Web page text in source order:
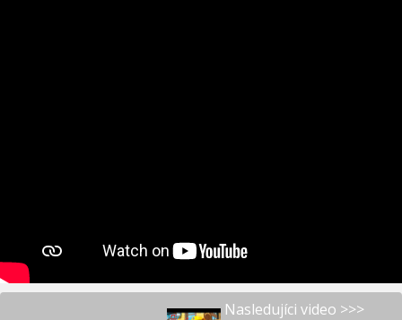
Nasledujíci video >>>